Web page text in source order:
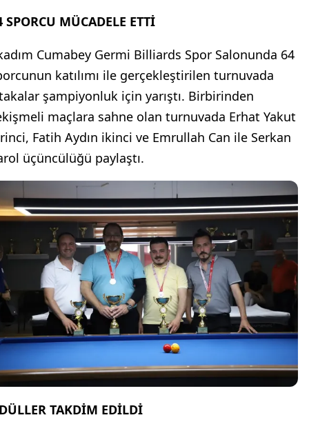
SPORCU MÜCADELE ETTİ
Cumabey Germi Billiards Spor Salonunda 64
katılımı ile gerçekleştirilen turnuvada
şampiyonluk için yarıştı. Birbirinden
maçlara sahne olan turnuvada Erhat Yakut
Fatih Aydın ikinci ve Emrullah Can ile Serkan
üçüncülüğü paylaştı.
TAKDİM EDİLDİ